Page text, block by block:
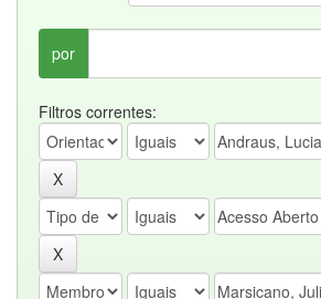
por
Filtros correntes: